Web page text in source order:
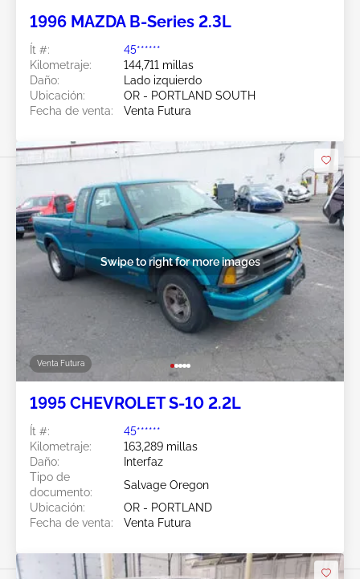
1996 MAZDA B-Series 2.3L
Ít #:
45******
Kilometraje:
144,711 millas
Daño:
Lado izquierdo
Ubicación:
OR - PORTLAND SOUTH
Fecha de venta:
Venta Futura
Venta Futura
Swipe to right for more images
1995 CHEVROLET S-10 2.2L
Ít #:
45******
Kilometraje:
163,289 millas
Daño:
Interfaz
Tipo de
documento:
Salvage Oregon
Ubicación:
OR - PORTLAND
Fecha de venta:
Venta Futura